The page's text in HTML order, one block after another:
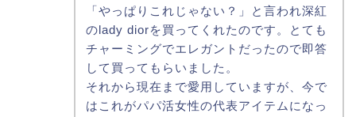
「やっぱりこれじゃない？」と言われ深紅
のlady diorを買ってくれたのです。とても
チャーミングでエレガントだったので即答
して買ってもらいました。
それから現在まで愛用していますが、今で
はこれがパパ活女性の代表アイテムになっ